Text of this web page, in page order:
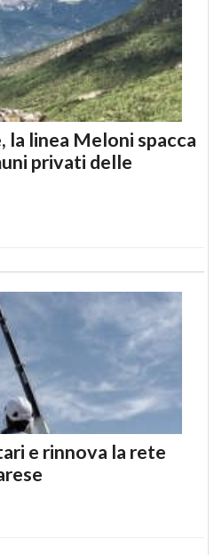
la linea Meloni spacca
privati delle
e rinnova la rete